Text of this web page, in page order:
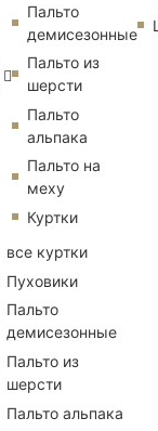
Пальто
демисезонные
Пальто из
шерсти
Пальто
альпака
Пальто на
меху
Куртки
все куртки
Пуховики
Пальто
демисезонные
Пальто из
шерсти
Пальто альпака